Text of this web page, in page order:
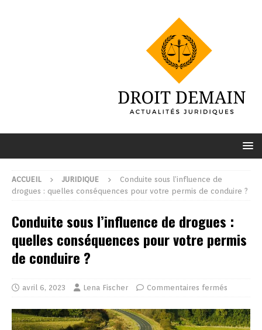
ACCUEIL JURIDIQUE
Conduite sous l’influence de
drogues : quelles conséquences pour votre permis de conduire ?
Conduite sous l’influence de drogues :
quelles conséquences pour votre permis
de conduire ?
avril 6, 2023 Lena Fischer Commentaires fermés